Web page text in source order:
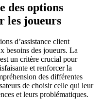
des options
les joueurs
d’assistance client
besoins des joueurs. La
un critère crucial pour
et renforcer la
des différentes
de choisir celle qui leur
et leurs problématiques.